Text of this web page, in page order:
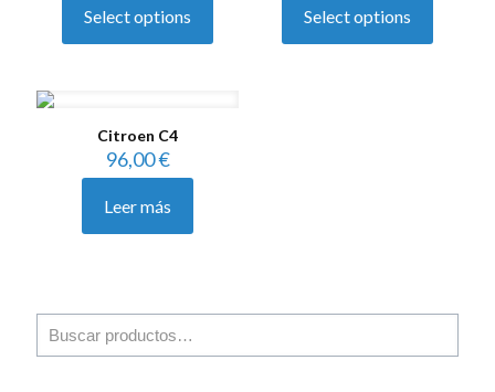
Select options Select options
Citroen C4
96,00€
Leer más